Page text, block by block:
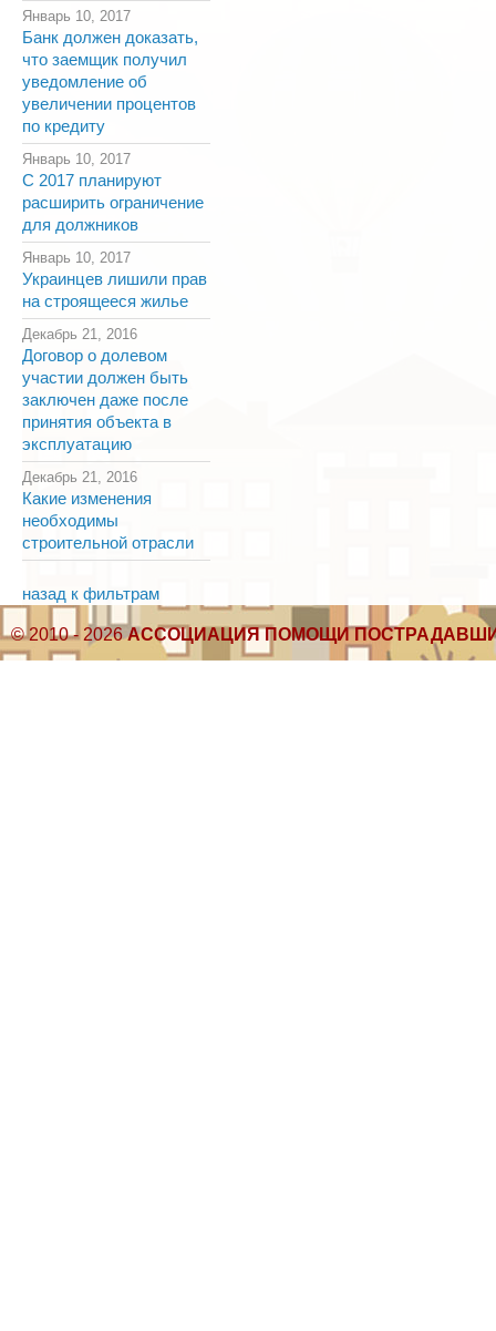
Январь 10, 2017
Банк должен доказать,
что заемщик получил
уведомление об
увеличении процентов
по кредиту
Январь 10, 2017
С 2017 планируют
расширить ограничение
для должников
Январь 10, 2017
Украинцев лишили прав
на строящееся жилье
Декабрь 21, 2016
Договор о долевом
участии должен быть
заключен даже после
принятия объекта в
эксплуатацию
Декабрь 21, 2016
Какие изменения
необходимы
строительной отрасли
назад к фильтрам
© 2010 - 2026АССОЦИАЦИЯ ПОМОЩИ